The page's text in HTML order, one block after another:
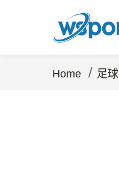
Home / 足球